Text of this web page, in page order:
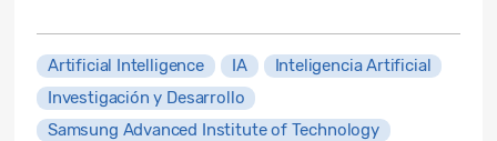
Artificial Intelligence IA
Inteligencia Artificial
Investigación y Desarrollo
Samsung Advanced Institute of Technology